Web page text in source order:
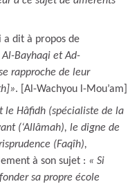
a dit à propos de
Al-Bayhaqi et Ad-
rapproche de leur
. [Al-Wachyou l-Mou’am]
le Hâfidh (spécialiste de la
(‘Allâmah), le digne de
(Faqîh),
à son sujet : « Si
sa propre école